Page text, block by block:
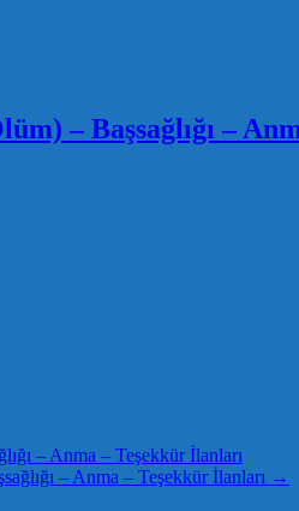
– Başsağlığı –
– Anma – Teşekkür İlanları
– Anma – Teşekkür İlanları →